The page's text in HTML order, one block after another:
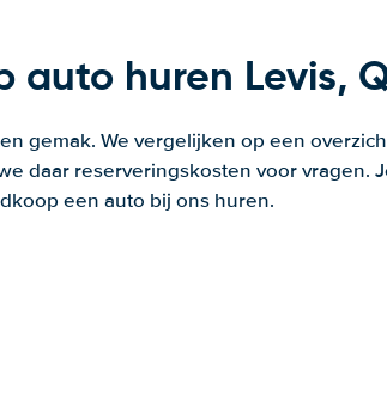
auto huren Levis,
gemak. We vergelijken op een
daar reserveringskosten voor vragen.
een auto bij ons huren.